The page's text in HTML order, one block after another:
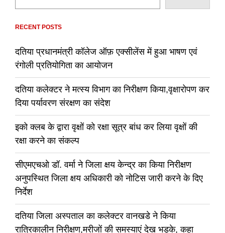
RECENT POSTS
दतिया प्रधानमंत्री कॉलेज ऑफ़ एक्सीलेंस में हुआ भाषण एवं
रंगोली प्रतियोगिता का आयोजन
दतिया कलेक्टर ने मत्स्य विभाग का निरीक्षण किया,वृक्षारोपण कर
दिया पर्यावरण संरक्षण का संदेश
इको क्लब के द्वारा वृक्षों को रक्षा सूत्र बांध कर लिया वृक्षों की
रक्षा करने का संकल्प
सीएमएचओ डॉ. वर्मा ने जिला क्षय केन्द्र का किया निरीक्षण
अनुपस्थित जिला क्षय अधिकारी को नोटिस जारी करने के दिए
निर्देश
दतिया जिला अस्पताल का कलेक्टर वानखडे ने किया
रात्रिकालीन निरीक्षण,मरीजों की समस्याएं देख भड़के, कहा